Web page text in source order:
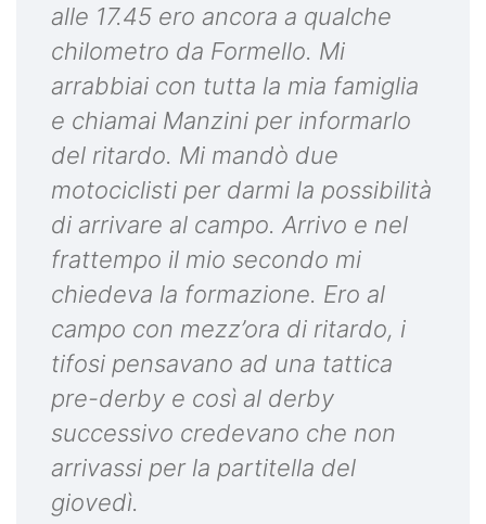
alle 17.45 ero ancora a qualche
chilometro da Formello. Mi
arrabbiai con tutta la mia famiglia
e chiamai Manzini per informarlo
del ritardo. Mi mandò due
motociclisti per darmi la possibilità
di arrivare al campo. Arrivo e nel
frattempo il mio secondo mi
chiedeva la formazione. Ero al
campo con mezz’ora di ritardo, i
tifosi pensavano ad una tattica
pre-derby e così al derby
successivo credevano che non
arrivassi per la partitella del
giovedì.